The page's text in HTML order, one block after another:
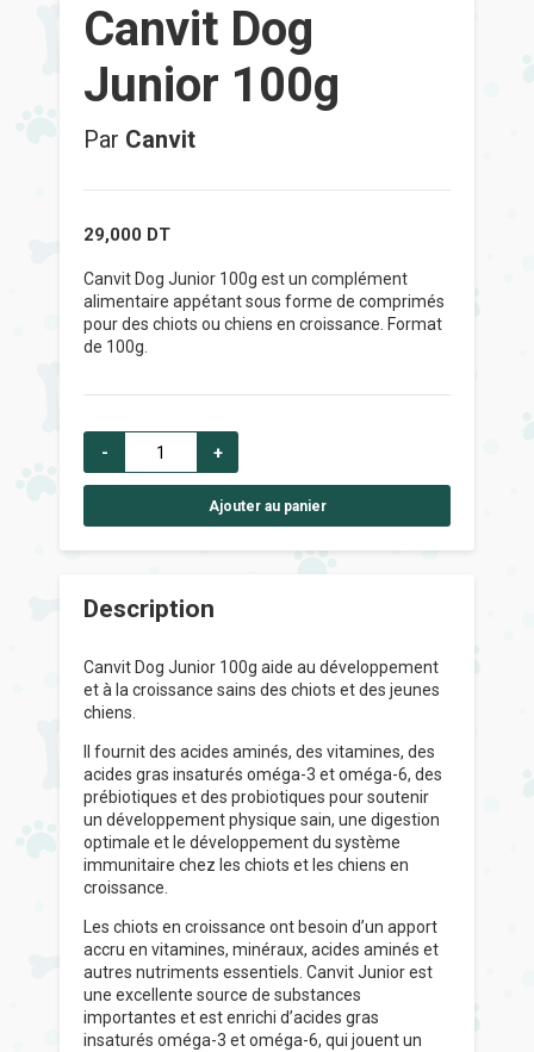
Canvit Dog
Junior 100g
Par Canvit
29,000 DT
Canvit Dog Junior 100g est un complément
alimentaire appétant sous forme de comprimés
pour des chiots ou chiens en croissance. Format
de 100g.
- +
Ajouter au panier
Description
Canvit Dog Junior 100g aide au développement
et à la croissance sains des chiots et des jeunes
chiens.
Il fournit des acides aminés, des vitamines, des
acides gras insaturés oméga-3 et oméga-6, des
prébiotiques et des probiotiques pour soutenir
un développement physique sain, une digestion
optimale et le développement du système
immunitaire chez les chiots et les chiens en
croissance.
Les chiots en croissance ont besoin d’un apport
accru en vitamines, minéraux, acides aminés et
autres nutriments essentiels. Canvit Junior est
une excellente source de substances
importantes et est enrichi d’acides gras
insaturés oméga-3 et oméga-6, qui jouent un